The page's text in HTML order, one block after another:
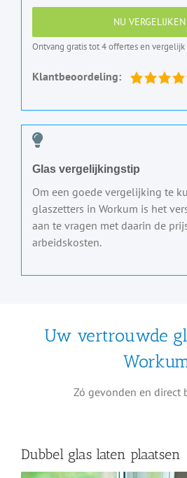
NU VERGELIJKEN
Ontvang gratis tot 4 offertes en vergelijk
Klantbeoordeling:
Glas vergelijkingstip
Om een goede vergelijking te
glaszetters in Workum is het
aan te vragen met daarin de
arbeidskosten.
Uw vertrouwde
Zó gevonden en direct
Dubbel glas laten plaatsen